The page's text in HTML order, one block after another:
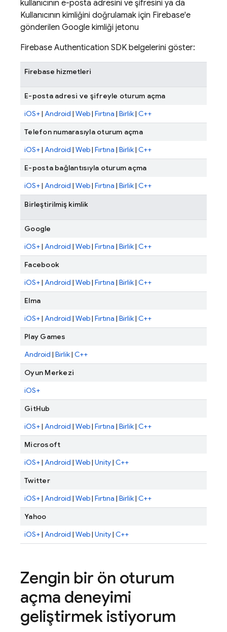
kullanıcının e-posta adresini ve şifresini ya da
Kullanıcının kimliğini doğrulamak için Firebase'e
gönderilen Google kimliği jetonu
Firebase Authentication SDK belgelerini göster:
Firebase hizmetleri
E-posta adresi ve şifreyle oturum açma
iOS+| Android | Web| Fırtına | Birlik| C++
Telefon numarasıyla oturum açma
iOS+| Android | Web| Fırtına | Birlik| C++
E-posta bağlantısıyla oturum açma
iOS+| Android | Web| Fırtına | Birlik| C++
Birleştirilmiş kimlik
Google
iOS+| Android | Web| Fırtına | Birlik| C++
Facebook
iOS+| Android | Web| Fırtına | Birlik| C++
Elma
iOS+| Android | Web| Fırtına | Birlik| C++
Play Games
Android | Birlik| C++
Oyun Merkezi
iOS+
GitHub
iOS+| Android | Web| Fırtına | Birlik| C++
Microsoft
iOS+| Android | Web| Unity| C++
Twitter
iOS+| Android | Web| Fırtına | Birlik| C++
Yahoo
iOS+| Android | Web| Unity| C++
Zengin bir ön oturum
açma deneyimi
geliştirmek istiyorum